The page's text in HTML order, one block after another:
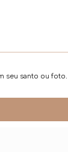
seu santo ou